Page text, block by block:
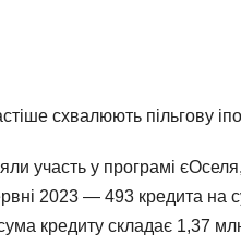
схвалюють пільгову
участь у програмі
2023 — 493 кредита на
кредиту складає 1,37